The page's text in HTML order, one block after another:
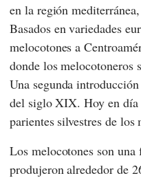
en la región
Basados en variedades
melocotones a
donde los melocotoneros
Una segunda
del siglo XIX. Hoy en día
parientes silvestres de
Los melocotones son
produjeron alrededor de